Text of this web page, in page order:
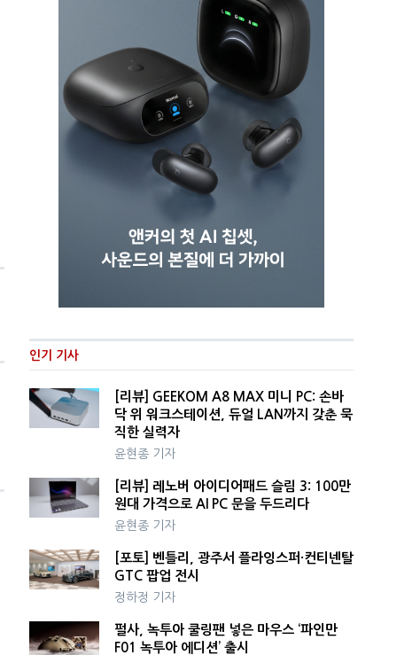
인기 기사
[리뷰] GEEKOM A8 MAX 미니 PC: 손바
닥 위 워크스테이션, 듀얼 LAN까지 갖춘 묵
직한 실력자
윤현종 기자
[리뷰] 레노버 아이디어패드 슬림 3: 100만
원대 가격으로 AI PC 문을 두드리다
윤현종 기자
[포토] 벤틀리, 광주서 플라잉스퍼·컨티넨탈
GTC 팝업 전시
정하정 기자
펄사, 녹투아 쿨링팬 넣은 마우스 ‘파인만
F01 녹투아 에디션’ 출시